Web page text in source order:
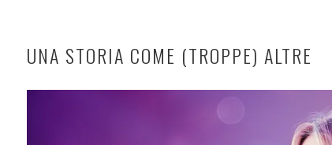
UNA STORIA COME (TROPPE) ALTRE